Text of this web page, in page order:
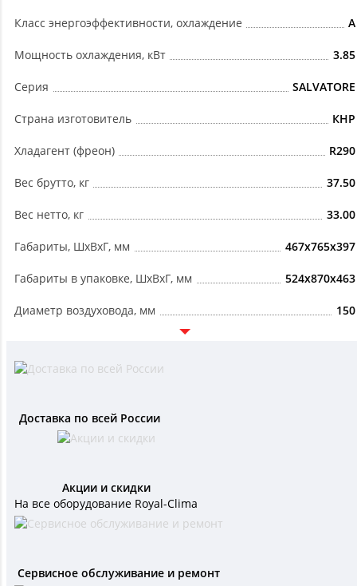
Класс энергоэффективности, охлаждение A
Мощность охлаждения, кВт 3.85
Серия SALVATORE
Страна изготовитель КНР
Хладагент (фреон) R290
Вес брутто, кг 37.50
Вес нетто, кг 33.00
Габариты, ШxВxГ, мм 467x765x397
Габариты в упаковке, ШxВxГ, мм 524x870x463
Диаметр воздуховода, мм 150
Доставка по всей России
Акции и скидки
На все оборудование Royal-Clima
Сервисное обслуживание и ремонт